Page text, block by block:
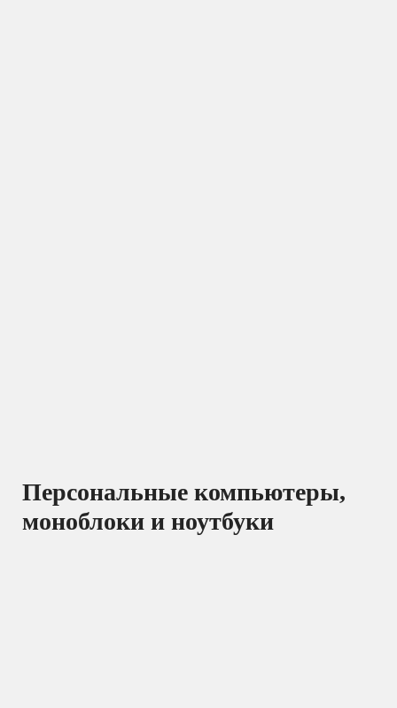
Персональные компьютеры,
моноблоки и ноутбуки